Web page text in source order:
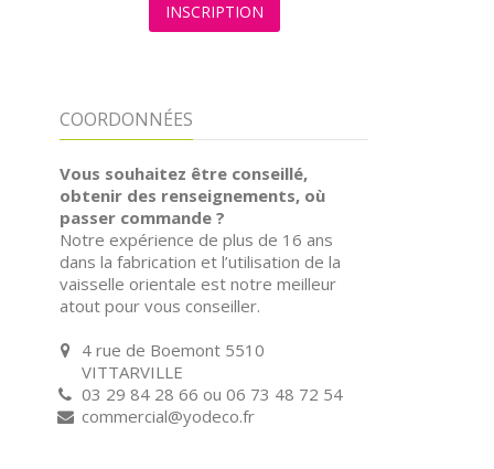
INSCRIPTION
COORDONNÉES
Vous souhaitez être conseillé,
obtenir des renseignements, où
passer commande ?
Notre expérience de plus de 16 ans
dans la fabrication et l’utilisation de la
vaisselle orientale est notre meilleur
atout pour vous conseiller.
4 rue de Boemont 5510
VITTARVILLE
03 29 84 28 66 ou 06 73 48 72 54
commercial@yodeco.fr